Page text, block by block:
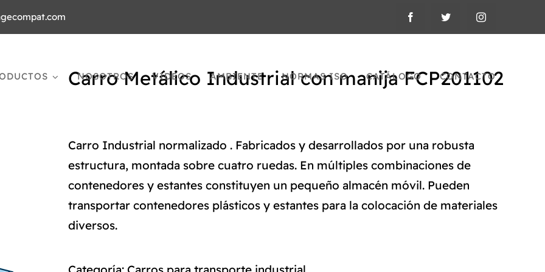
NOSOTROS VIDEOS AMBIENTE NORMAS ISO CATÁLOGO CONTACTO
Carro Metálico Industrial con manija FCP201102
Carro Industrial normalizado . Fabricados y desarrollados por una robusta
estructura, montada sobre cuatro ruedas. En múltiples combinaciones de
contenedores y estantes constituyen un pequeño almacén móvil. Pueden
transportar contenedores plásticos y estantes para la colocación de materiales
diversos.